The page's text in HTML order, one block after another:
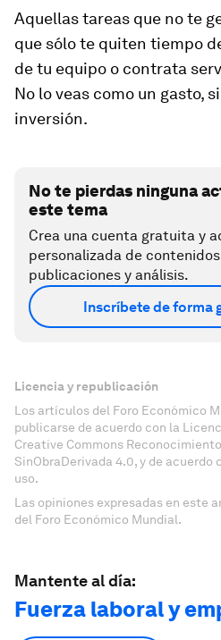
Aquellas tareas que no te
que sólo te quiten tiempo
de tu equipo o contrata
No lo veas como un gasto,
inversión.
No te pierdas ninguna
este tema
Crea una cuenta gratuita y
personalizada de
publicaciones y análisis.
Inscríbete de forma
Licencia y republicación
Los artículos del Foro Económico
publicarse de acuerdo con la
Creative Commons
SinObraDerivada 4.0, y de acuerdo
uso.
Las opiniones expresadas en este
del Foro Económico Mundial.
Mantente al día:
Fuerza laboral y